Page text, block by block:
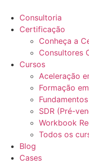
para
conteúdo
Consultoria
Certificação
Conheça a
Consultores
Cursos
Aceleração
Formação
SDR (Pré-
Workbook
Todos os
Blog
Cases